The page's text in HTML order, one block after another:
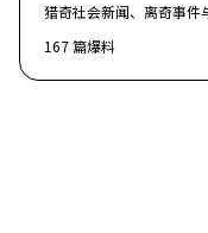
猎奇社会新闻、离奇事件
167篇爆料